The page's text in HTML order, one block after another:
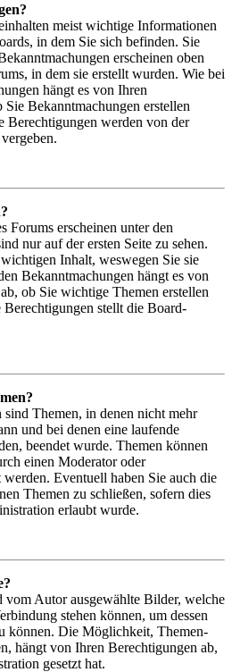
meist wichtige Informationen
in dem Sie sich befinden. Sie
erscheinen oben
in dem sie erstellt wurden. Wie bei
hängt es von Ihren
Bekanntmachungen erstellen
Berechtigungen werden von der
Forums erscheinen unter den
nur auf der ersten Seite zu sehen.
Inhalt, weswegen Sie sie
Bekanntmachungen hängt es von
ob Sie wichtige Themen erstellen
stellt die Board-
sind Themen, in denen nicht mehr
und bei denen eine laufende
beendet wurde. Themen können
einen Moderator oder
Eventuell haben Sie auch die
Themen zu schließen, sofern dies
erlaubt wurde.
vom Autor ausgewählte Bilder, welche
stehen können, um dessen
können. Die Möglichkeit, Themen-
hängt von Ihren Berechtigungen ab,
gesetzt hat.